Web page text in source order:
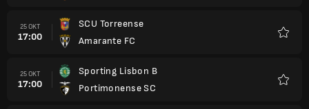
25 OKT
17:00
SCU Torreense
Amarante FC
25 OKT
17:00
Sporting Lisbon B
Portimonense SC